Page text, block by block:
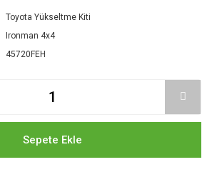
Toyota Yükseltme Kiti
Ironman 4x4
45720FEH
Sepete Ekle